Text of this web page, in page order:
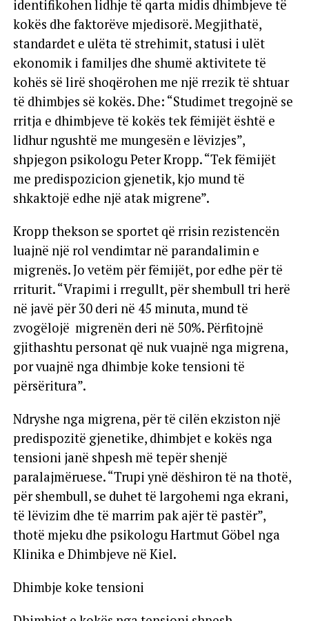
identifikohen lidhje të qarta midis dhimbjeve të
kokës dhe faktorëve mjedisorë. Megjithatë,
standardet e ulëta të strehimit, statusi i ulët
ekonomik i familjes dhe shumë aktivitete të
kohës së lirë shoqërohen me një rrezik të shtuar
të dhimbjes së kokës. Dhe: “Studimet tregojnë se
rritja e dhimbjeve të kokës tek fëmijët është e
lidhur ngushtë me mungesën e lëvizjes”,
shpjegon psikologu Peter Kropp. “Tek fëmijët
me predispozicion gjenetik, kjo mund të
shkaktojë edhe një atak migrene”.
Kropp thekson se sportet që rrisin rezistencën
luajnë një rol vendimtar në parandalimin e
migrenës. Jo vetëm për fëmijët, por edhe për të
rriturit. “Vrapimi i rregullt, për shembull tri herë
në javë për 30 deri në 45 minuta, mund të
zvogëlojë migrenën deri në 50%. Përfitojnë
gjithashtu personat që nuk vuajnë nga migrena,
por vuajnë nga dhimbje koke tensioni të
përsëritura”.
Ndryshe nga migrena, për të cilën ekziston një
predispozitë gjenetike, dhimbjet e kokës nga
tensioni janë shpesh më tepër shenjë
paralajmëruese. “Trupi ynë dëshiron të na thotë,
për shembull, se duhet të largohemi nga ekrani,
të lëvizim dhe të marrim pak ajër të pastër”,
thotë mjeku dhe psikologu Hartmut Göbel nga
Klinika e Dhimbjeve në Kiel.
Dhimbje koke tensioni